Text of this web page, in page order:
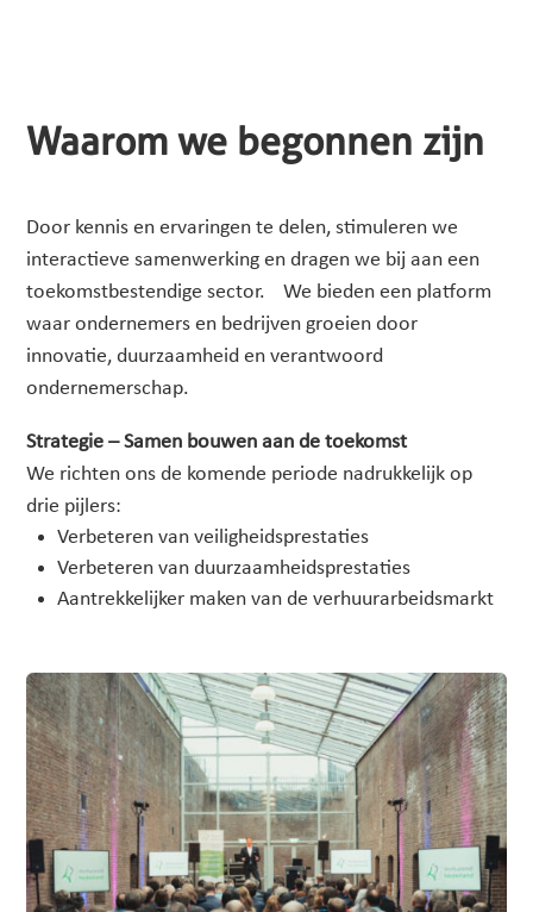
Waarom we begonnen zijn
Door kennis en ervaringen te delen, stimuleren we
interactieve samenwerking en dragen we bij aan een
toekomstbestendige sector. We bieden een platform
waar ondernemers en bedrijven groeien door
innovatie, duurzaamheid en verantwoord
ondernemerschap.
Strategie – Samen bouwen aan de toekomst
We richten ons de komende periode nadrukkelijk op
drie pijlers:
Verbeteren van veiligheidsprestaties
Verbeteren van duurzaamheidsprestaties
Aantrekkelijker maken van de verhuurarbeidsmarkt